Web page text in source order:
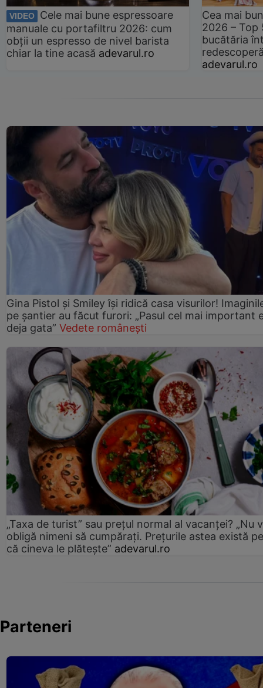
VIDEO
Cele mai bune espressoare
manuale cu portafiltru 2026: cum
obții un espresso de nivel barista
chiar la tine acasă adevarul.ro
Cea mai
2026 –
bucătăria
adevarul.ro
Gina Pistol și Smiley își ridică casa visurilor!
pe șantier au făcut furori: „Pasul cel mai important
deja gata” Vedete românești
„Taxa de turist” sau prețul normal al vacanței? „Nu
obligă nimeni să cumpărați. Prețurile astea există
că cineva le plătește” adevarul.ro
Parteneri